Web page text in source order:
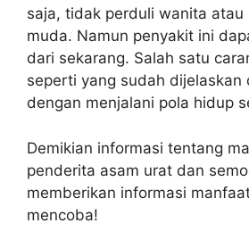
saja, tidak perduli wanita atau
muda. Namun penyakit ini
dari sekarang. Salah satu
seperti yang sudah dijelaskan
dengan menjalani pola hidup
Demikian informasi tentang
penderita asam urat dan
memberikan informasi
mencoba!